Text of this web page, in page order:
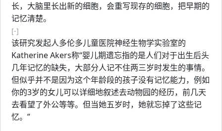
长，大脑里长出新的细胞，会重写现存的细胞，把早期的
记忆清楚。
[-]
该研究发起人多伦多儿童医院神经生物学实验室的
Katherine Akers称“婴儿期遗忘指的是人们对于出生后头
几年记忆的缺失，大部分人记不住两三岁时发生的事情。
但似乎并不是因为这个年龄段的孩子没有记忆能力，例如
你的3岁的女儿可以详细地叙述去动物园的经历，前几天
去看望了外公等等。但当她五岁时，她就忘掉了这些记
忆。”